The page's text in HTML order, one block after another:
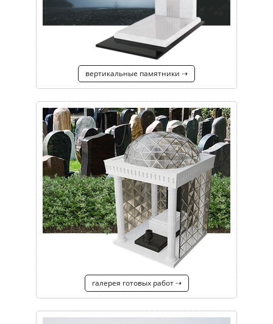
вертикальные памятники ⇢
галерея готовых работ ⇢